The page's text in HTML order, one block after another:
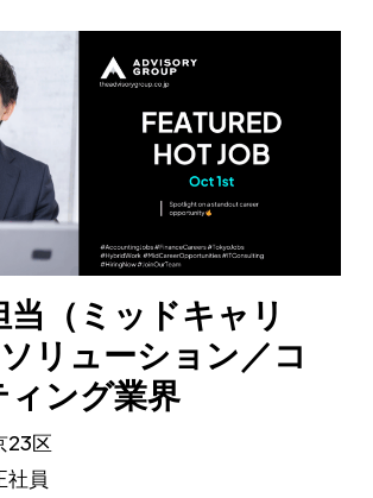
当（ミッドキャリ
リューション／コ
ィング業界
23区
社員